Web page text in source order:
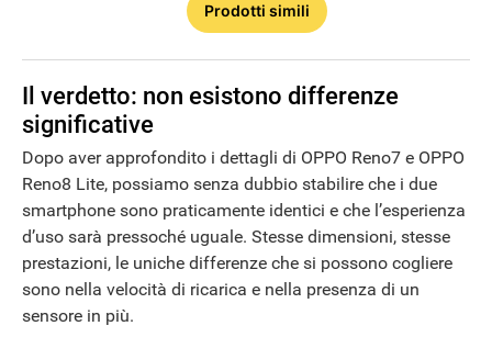
Prodotti simili
Il verdetto: non esistono differenze
significative
Dopo aver approfondito i dettagli di OPPO Reno7 e OPPO
Reno8 Lite, possiamo senza dubbio stabilire che i due
smartphone sono praticamente identici e che l’esperienza
d’uso sarà pressoché uguale. Stesse dimensioni, stesse
prestazioni, le uniche differenze che si possono cogliere
sono nella velocità di ricarica e nella presenza di un
sensore in più.